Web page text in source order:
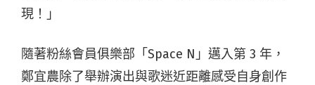
現！」
隨著粉絲會員俱樂部「Space N」邁入第 3 年，
鄭宜農除了舉辦演出與歌迷近距離感受自身創作